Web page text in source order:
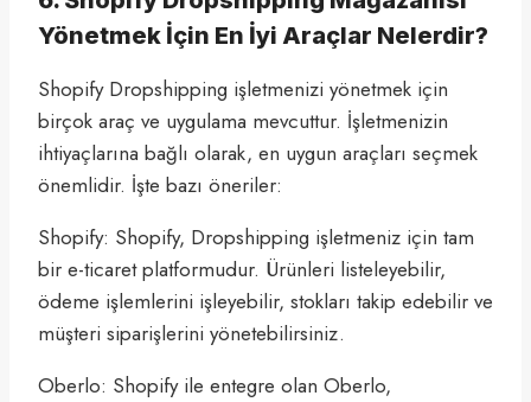
Yönetmek İçin En İyi Araçlar Nelerdir?
Shopify Dropshipping işletmenizi yönetmek için
birçok araç ve uygulama mevcuttur. İşletmenizin
ihtiyaçlarına bağlı olarak, en uygun araçları seçmek
önemlidir. İşte bazı öneriler:
Shopify: Shopify, Dropshipping işletmeniz için tam
bir e-ticaret platformudur. Ürünleri listeleyebilir,
ödeme işlemlerini işleyebilir, stokları takip edebilir ve
müşteri siparişlerini yönetebilirsiniz.
Oberlo: Shopify ile entegre olan Oberlo,